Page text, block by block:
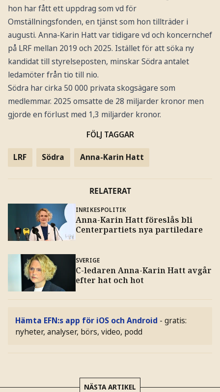
hon har fått ett uppdrag som vd för
Omställningsfonden, en tjänst som hon tillträder i
augusti. Anna-Karin Hatt var tidigare vd och koncernchef
på LRF mellan 2019 och 2025. Istället för att söka ny
kandidat till styrelseposten, minskar Södra antalet
ledamöter från tio till nio.
Södra har cirka 50 000 privata skogsägare som
medlemmar. 2025 omsatte de 28 miljarder kronor men
gjorde en förlust med 1,3 miljarder kronor.
FÖLJ TAGGAR
LRF Södra Anna-Karin Hatt
RELATERAT
INRIKESPOLITIK
Anna-Karin Hatt föreslås bli
Centerpartiets nya partiledare
SVERIGE
C-ledaren Anna-Karin Hatt avgår
efter hat och hot
Hämta EFN:s app för iOS och Android - gratis:
nyheter, analyser, börs, video, podd
NÄSTA ARTIKEL